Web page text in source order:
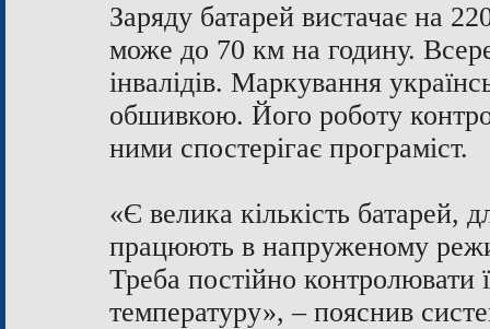
Заряду батарей вистачає на
може до 70 км на годину.
інвалідів. Маркування
обшивкою. Його роботу
ними спостерігає програміст.
«Є велика кількість батарей,
працюють в напруженому
Треба постійно контролювати
температуру», – пояснив